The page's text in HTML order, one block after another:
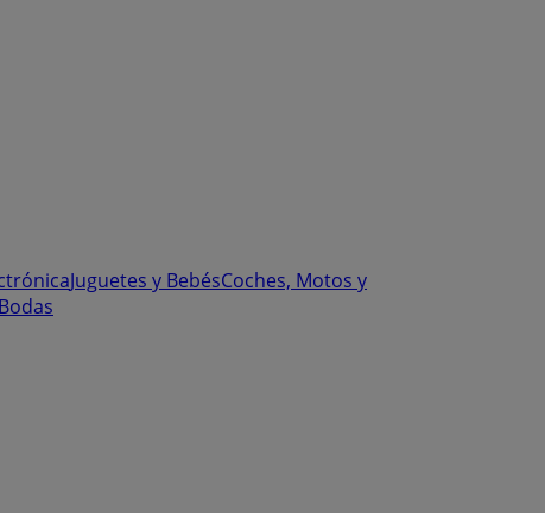
Juguetes y BebésCoches, Motos y
Bodas